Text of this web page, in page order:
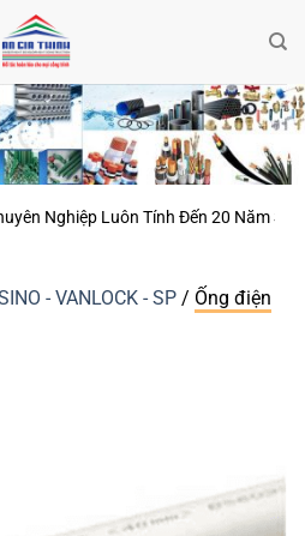
Đến 20 Năm Sử Dụng Thay Vì Chỉ
- VANLOCK - SP / Ống điện